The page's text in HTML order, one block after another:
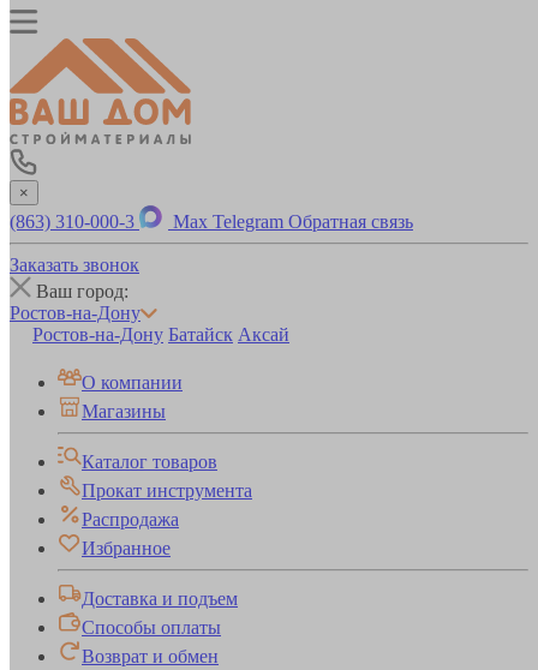
×
(863) 310-000-3 Max Telegram Обратная связь
Заказать звонок
Ваш город:
Ростов-на-Дону
Ростов-на-Дону Батайск Аксай
О компании
Магазины
Каталог товаров
Прокат инструмента
Распродажа
Избранное
Доставка и подъем
Способы оплаты
Возврат и обмен